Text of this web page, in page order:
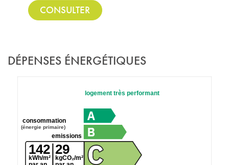
CONSULTER
DÉPENSES ÉNERGÉTIQUES
logement très performant
142
kWh/m²
consommation
(énergie primaire)
29
kgCO₂/m²
emissions